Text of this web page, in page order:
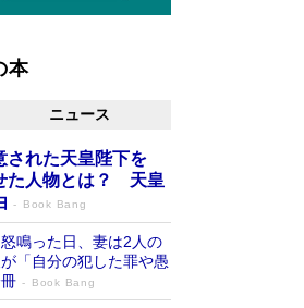
本
ニュース
された天皇陛下を
た人物とは？ 天皇
Book Bang
鳴った日、妻は2人の
「自分の犯した罪や愚
Book Bang